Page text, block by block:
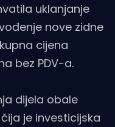
uklanjanje
nove zidne
cijena
bez PDV-a.
dijela obale
je investicijska